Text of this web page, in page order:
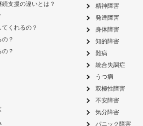
支援の違いとは？
くれるの？
？
？
精神障害
発達障害
身体障害
知的障害
難病
統合失調症
うつ病
双極性障害
不安障害
気分障害
パニック障害